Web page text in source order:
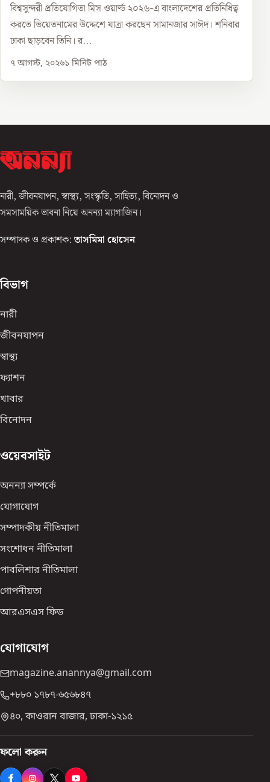
বিশ্বসুন্দরী প্রতিযোগিতা মিস ওয়ার্ল্ড ২০২৬-এ বাংলাদেশের প্রতিনিধিত্ব
করতে ভিয়েতনামের উদ্দেশে যাত্রা করছেন সামানজার সাঈদ। শনিবার
ঢাকা ছাড়বেন তিনি। র...
৭ আগস্ট, ২০২৬১ মিনিট পাঠ
নারী, জীবনযাপন, স্বাস্থ্য, সংস্কৃতি, সাহিত্য, বিনোদন ও
সমসাময়িক ভাবনা নিয়ে অনন্যা ম্যাগাজিন।
সম্পাদক ও প্রকাশক: তাসমিমা হোসেন
বিভাগ
নারী
জীবনযাপন
স্বাস্থ্য
ফ্যাশন
খাবার
বিনোদন
ওয়েবসাইট
অনন্যা সম্পর্কে
যোগাযোগ
সম্পাদকীয় নীতিমালা
সংশোধন নীতিমালা
পাবলিশার নীতিমালা
গোপনীয়তা
আরএসএস ফিড
যোগাযোগ
magazine.anannya@gmail.com
+৮৮০ ১৭৮৭-৬৫৬৮৪৭
৪০, কাওরান বাজার, ঢাকা-১২১৫
ফলো করুন